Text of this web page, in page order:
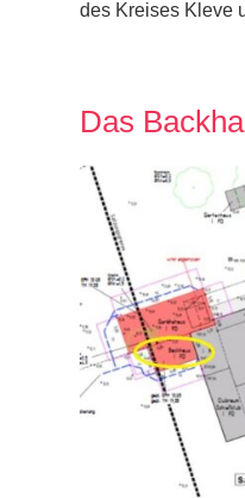
des Kreises Kleve
Das